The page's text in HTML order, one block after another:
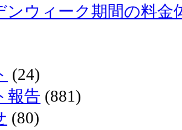
ンウィーク期間の料金
(24)
報告 (881)
(80)